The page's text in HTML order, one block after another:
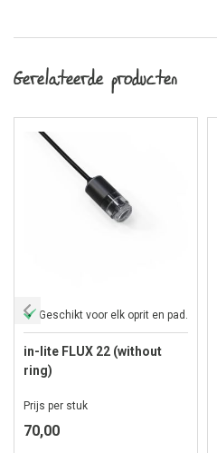
Gerelateerde producten
Geschikt voor elk oprit en pad.
in-lite FLUX 22 (without
ring)
Prijs per stuk
70,00